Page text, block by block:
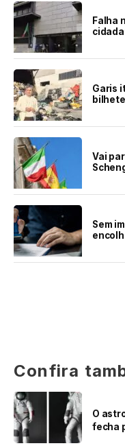
Falha
Garis
Vai
Sem
Confira
O
fecha